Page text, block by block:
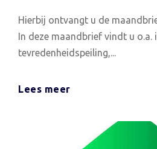
Hierbij ontvangt u de
In deze maandbrief vindt u
tevredenheidspeiling,...
Lees meer